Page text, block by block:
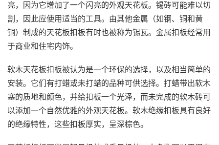
亮，因为它增加了一个闪亮的外观天花板。锡砖可能难以切
割，因此应使用适当的工具。由其他金属（如钢、铜和黄
铜）制成的天花板扣板有时也被称为锡瓦。金属扣板经常用
于商业和住宅内饰。
软木天花板扣板被认为是一个环保的选择，以及相当简单的
安装。它们有打蜡或未打蜡的品种可供选择。打蜡带出软木
塞的质地和颜色，并给扣板一个光泽，而未完成的软木砖可
以添加一个自然优雅的外观天花板。软木绝缘扣板具有良好
的绝缘特性，这些扣板厚实，呈深棕色。